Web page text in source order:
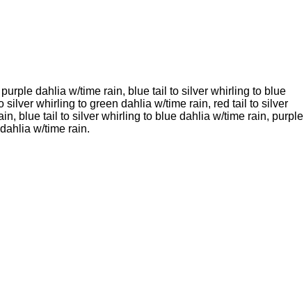
dahlia w/time rain, blue tail to silver whirling to blue
silver whirling to green dahlia w/time rain, red tail to silver
blue tail to silver whirling to blue dahlia w/time rain, purple
w/time rain.